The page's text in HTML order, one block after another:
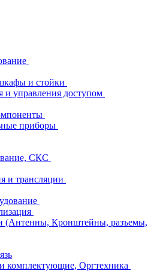
и стойки
управления доступом
приборы
СКС
и трансляции
(Антенны, Кронштейны, разъемы,
Оргтехника